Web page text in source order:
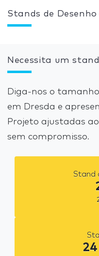
Stands de
Necessita um
Diga-nos o
em Dresda e
Projeto ajustadas
sem compromisso.
Stand